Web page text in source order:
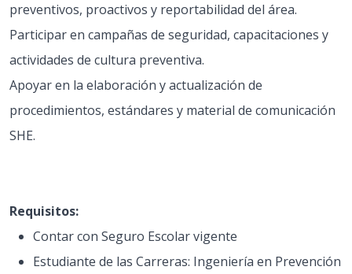
preventivos, proactivos y reportabilidad del área.
Participar en campañas de seguridad, capacitaciones y
actividades de cultura preventiva.
Apoyar en la elaboración y actualización de
procedimientos, estándares y material de comunicación
SHE.
Requisitos:
Contar con Seguro Escolar vigente
Estudiante de las Carreras: Ingeniería en Prevención